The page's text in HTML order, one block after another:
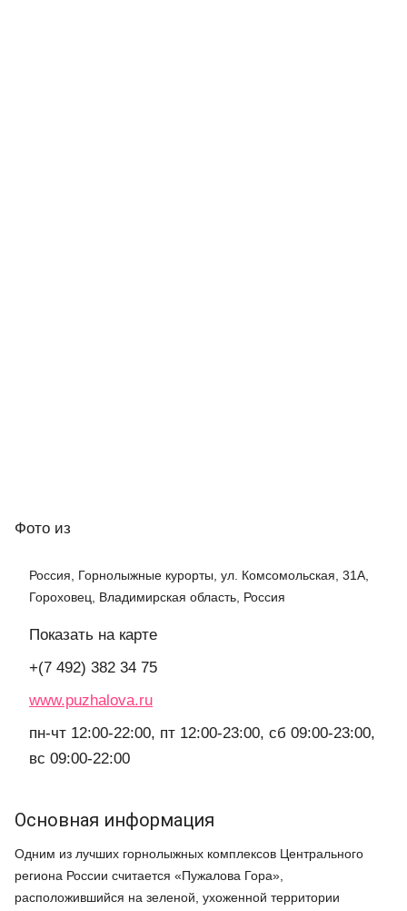
Фото из
Россия, Горнолыжные курорты, ул. Комсомольская, 31A,
Гороховец, Владимирская область, Россия
Показать на карте
+(7 492) 382 34 75
www.puzhalova.ru
пн-чт 12:00-22:00, пт 12:00-23:00, сб 09:00-23:00,
вс 09:00-22:00
Основная информация
Одним из лучших горнолыжных комплексов Центрального
региона России считается «Пужалова Гора»,
расположившийся на зеленой, ухоженной территории